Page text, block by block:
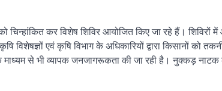
चिन्हांकित कर विशेष शिविर आयोजित किए जा रहे हैं।
एवं कृषि विभाग के अधिकारियों द्वारा किसानों को
से भी व्यापक जनजागरूकता की जा रही है। नुक्कड़